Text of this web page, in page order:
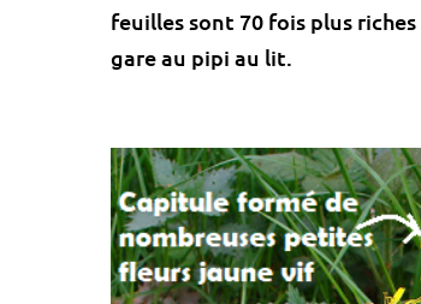
feuilles sont 70 fois plus
gare au pipi au lit.